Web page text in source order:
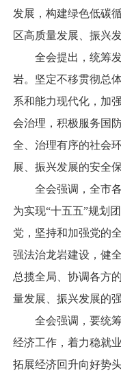
发展，构建绿色低碳
区高质量发展、振兴
全会提出，统筹发
岩。坚定不移贯彻总
系和能力现代化，加
会治理，积极服务国
全、治理有序的社会
展、振兴发展的安全保
全会强调，全市各
为实现“十五五”规划
党，坚持和加强党的
强法治龙岩建设，健
总揽全局、协调各方
量发展、振兴发展的强
全会强调，要统筹
经济工作，着力稳就
拓展经济回升向好势